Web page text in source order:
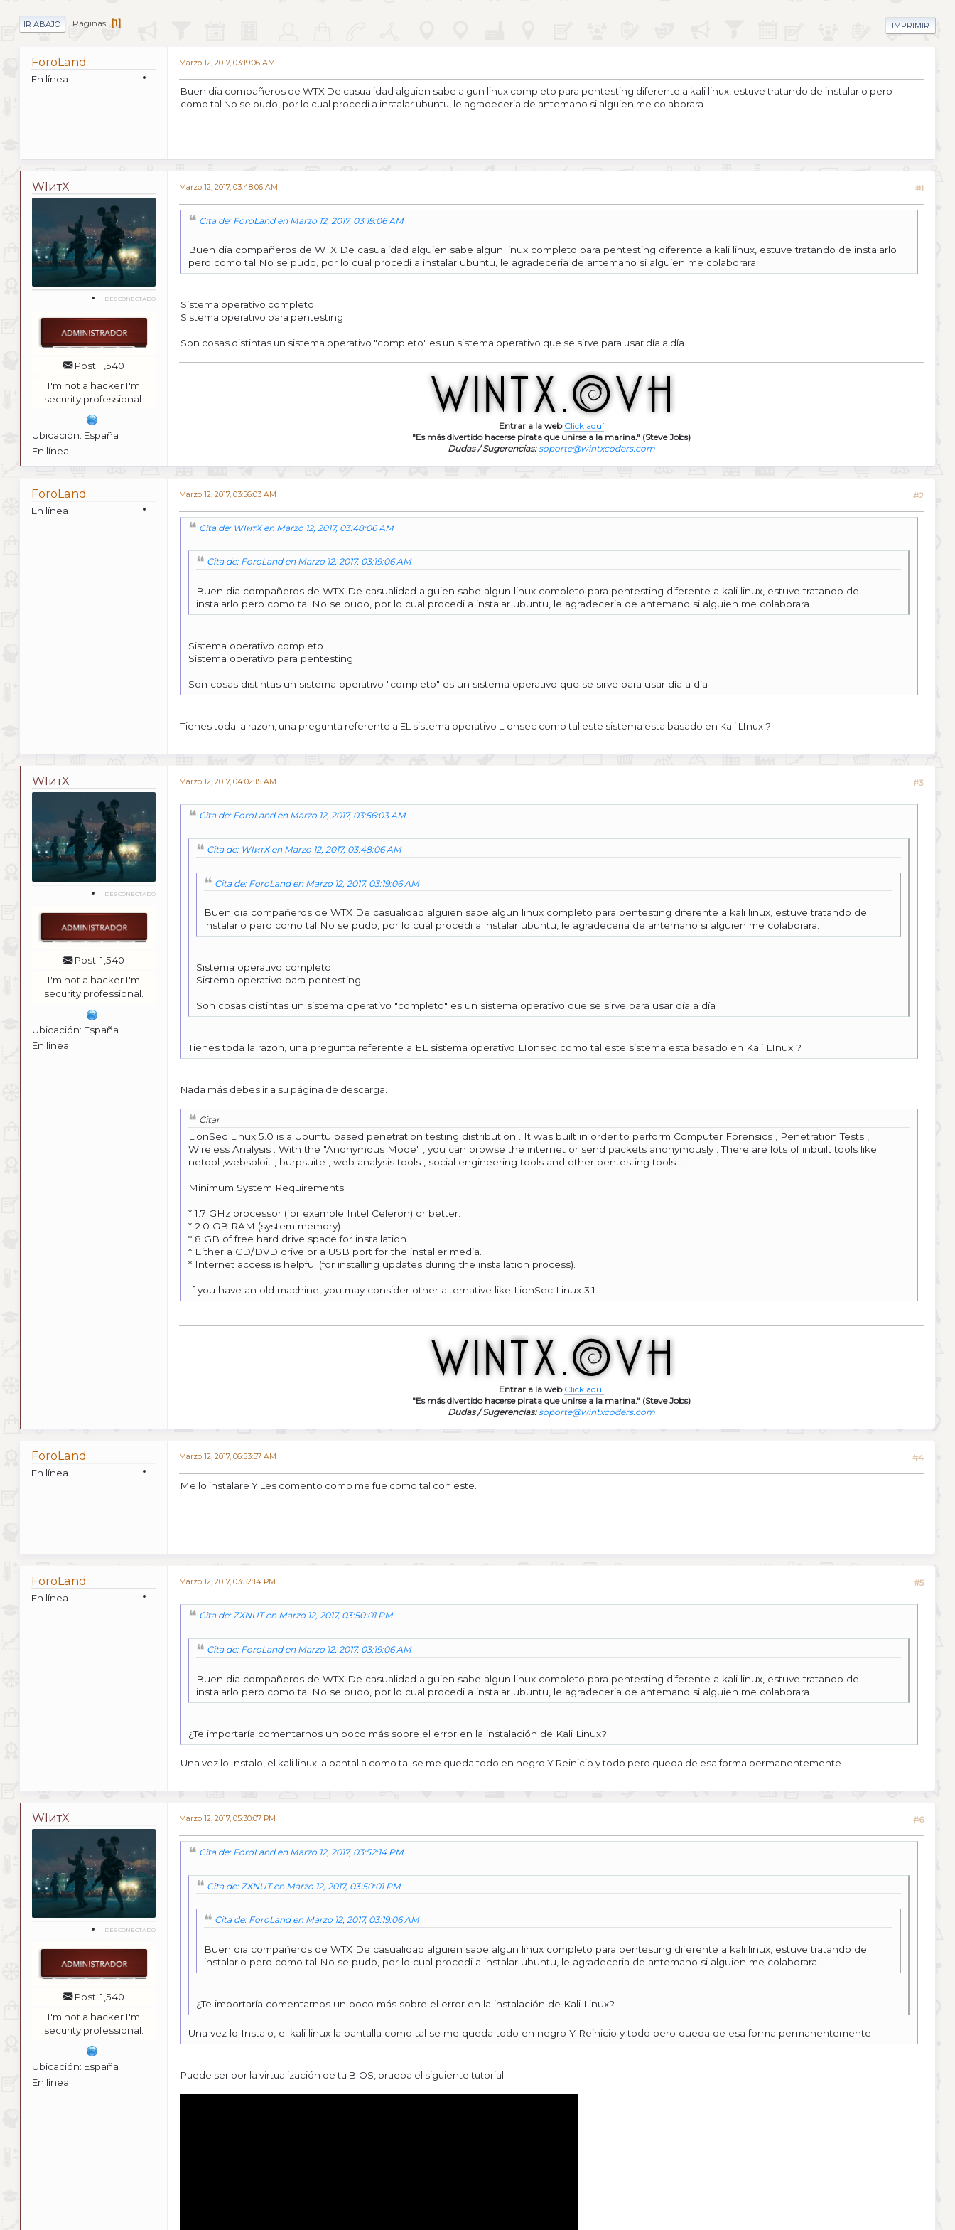
IMPRIMIR
IR ABAJO Páginas 1
ForoLand
En línea
Marzo 12, 2017, 03:19:06 AM
Buen dia compañeros de WTX De casualidad alguien sabe algun linux completo para pentesting diferente a kali linux, estuve tratando de instalarlo pero
como tal No se pudo, por lo cual procedi a instalar ubuntu, le agradeceria de antemano si alguien me colaborara.
WIитX
DESCONECTADO
Post: 1,540
I'm not a hacker I'm
security professional.
Ubicación: España
En línea
Marzo 12, 2017, 03:48:06 AM #1
Cita de: ForoLand en Marzo 12, 2017, 03:19:06 AM
Buen dia compañeros de WTX De casualidad alguien sabe algun linux completo para pentesting diferente a kali linux, estuve tratando de instalarlo
pero como tal No se pudo, por lo cual procedi a instalar ubuntu, le agradeceria de antemano si alguien me colaborara.
Sistema operativo completo
Sistema operativo para pentesting
Son cosas distintas un sistema operativo "completo" es un sistema operativo que se sirve para usar día a día
Entrar a la web Click aquí
"Es más divertido hacerse pirata que unirse a la marina." (Steve Jobs)
Dudas / Sugerencias: soporte@wintxcoders.com
ForoLand
En línea
Marzo 12, 2017, 03:56:03 AM #2
Cita de: WIитX en Marzo 12, 2017, 03:48:06 AM
Cita de: ForoLand en Marzo 12, 2017, 03:19:06 AM
Buen dia compañeros de WTX De casualidad alguien sabe algun linux completo para pentesting diferente a kali linux, estuve tratando de
instalarlo pero como tal No se pudo, por lo cual procedi a instalar ubuntu, le agradeceria de antemano si alguien me colaborara.
Sistema operativo completo
Sistema operativo para pentesting
Son cosas distintas un sistema operativo "completo" es un sistema operativo que se sirve para usar día a día
Tienes toda la razon, una pregunta referente a EL sistema operativo LIonsec como tal este sistema esta basado en Kali LInux ?
WIитX
DESCONECTADO
Post: 1,540
I'm not a hacker I'm
security professional.
Ubicación: España
En línea
Marzo 12, 2017, 04:02:15 AM #3
Cita de: ForoLand en Marzo 12, 2017, 03:56:03 AM
Cita de: WIитX en Marzo 12, 2017, 03:48:06 AM
Cita de: ForoLand en Marzo 12, 2017, 03:19:06 AM
Buen dia compañeros de WTX De casualidad alguien sabe algun linux completo para pentesting diferente a kali linux, estuve tratando de
instalarlo pero como tal No se pudo, por lo cual procedi a instalar ubuntu, le agradeceria de antemano si alguien me colaborara.
Sistema operativo completo
Sistema operativo para pentesting
Son cosas distintas un sistema operativo "completo" es un sistema operativo que se sirve para usar día a día
Tienes toda la razon, una pregunta referente a EL sistema operativo LIonsec como tal este sistema esta basado en Kali LInux ?
Nada más debes ir a su página de descarga.
Citar
LionSec Linux 5.0 is a Ubuntu based penetration testing distribution . It was built in order to perform Computer Forensics , Penetration Tests ,
Wireless Analysis . With the "Anonymous Mode" , you can browse the internet or send packets anonymously . There are lots of inbuilt tools like
netool ,websploit , burpsuite , web analysis tools , social engineering tools and other pentesting tools . .
Minimum System Requirements
* 1.7 GHz processor (for example Intel Celeron) or better.
* 2.0 GB RAM (system memory).
* 8 GB of free hard drive space for installation.
* Either a CD/DVD drive or a USB port for the installer media.
* Internet access is helpful (for installing updates during the installation process).
If you have an old machine, you may consider other alternative like LionSec Linux 3.1
Entrar a la web Click aquí
"Es más divertido hacerse pirata que unirse a la marina." (Steve Jobs)
Dudas / Sugerencias: soporte@wintxcoders.com
ForoLand
En línea
Marzo 12, 2017, 06:53:57 AM #4
Me lo instalare Y Les comento como me fue como tal con este.
ForoLand
En línea
Marzo 12, 2017, 03:52:14 PM #5
Cita de: ZXNUT en Marzo 12, 2017, 03:50:01 PM
Cita de: ForoLand en Marzo 12, 2017, 03:19:06 AM
Buen dia compañeros de WTX De casualidad alguien sabe algun linux completo para pentesting diferente a kali linux, estuve tratando de
instalarlo pero como tal No se pudo, por lo cual procedi a instalar ubuntu, le agradeceria de antemano si alguien me colaborara.
¿Te importaría comentarnos un poco más sobre el error en la instalación de Kali Linux?
Una vez lo Instalo, el kali linux la pantalla como tal se me queda todo en negro Y Reinicio y todo pero queda de esa forma permanentemente
WIитX
DESCONECTADO
Post: 1,540
I'm not a hacker I'm
security professional.
Ubicación: España
En línea
Marzo 12, 2017, 05:30:07 PM #6
Cita de: ForoLand en Marzo 12, 2017, 03:52:14 PM
Cita de: ZXNUT en Marzo 12, 2017, 03:50:01 PM
Cita de: ForoLand en Marzo 12, 2017, 03:19:06 AM
Buen dia compañeros de WTX De casualidad alguien sabe algun linux completo para pentesting diferente a kali linux, estuve tratando de
instalarlo pero como tal No se pudo, por lo cual procedi a instalar ubuntu, le agradeceria de antemano si alguien me colaborara.
¿Te importaría comentarnos un poco más sobre el error en la instalación de Kali Linux?
Una vez lo Instalo, el kali linux la pantalla como tal se me queda todo en negro Y Reinicio y todo pero queda de esa forma permanentemente
Puede ser por la virtualización de tu BIOS, prueba el siguiente tutorial: